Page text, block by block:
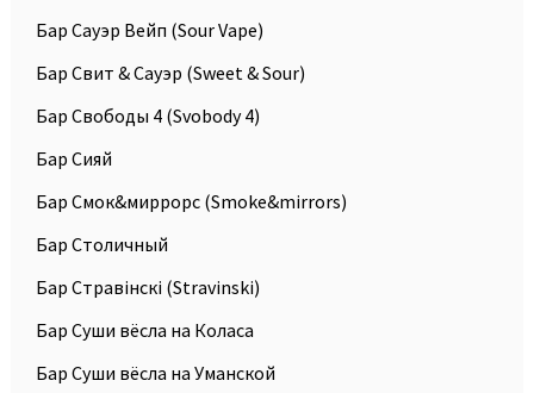
Бар Сауэр Вейп (Sour Vape)
Бар Свит & Сауэр (Sweet & Sour)
Бар Свободы 4 (Svobody 4)
Бар Сияй
Бар Смок&миррорс (Smoke&mirrors)
Бар Столичный
Бар Стравiнскi (Stravinski)
Бар Суши вёсла на Коласа
Бар Суши вёсла на Уманской